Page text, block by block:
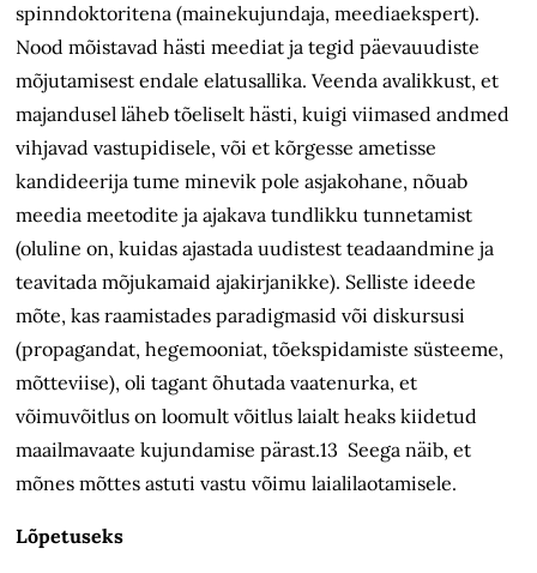
spinndoktoritena (mainekujundaja, meediaekspert).
Nood mõistavad hästi meediat ja tegid päevauudiste
mõjutamisest endale elatusallika. Veenda avalikkust, et
majandusel läheb tõeliselt hästi, kuigi viimased andmed
vihjavad vastupidisele, või et kõrgesse ametisse
kandideerija tume minevik pole asjakohane, nõuab
meedia meetodite ja ajakava tundlikku tunnetamist
(oluline on, kuidas ajastada uudistest teadaandmine ja
teavitada mõjukamaid ajakirjanikke). Selliste ideede
mõte, kas raamistades paradigmasid või diskursusi
(propagandat, hegemooniat, tõekspidamiste süsteeme,
mõtteviise), oli tagant õhutada vaatenurka, et
võimuvõitlus on loomult võitlus laialt heaks kiidetud
maailmavaate kujundamise pärast.13 Seega näib, et
mõnes mõttes astuti vastu võimu laiali­laotamisele.
Lõpetuseks